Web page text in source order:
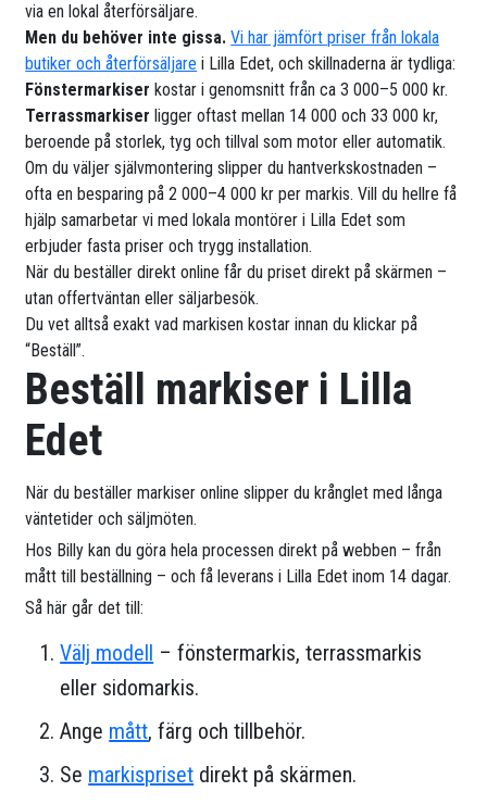
via en lokal återförsäljare.
Men du behöver inte gissa.Vi har jämfört priser från lokala
butiker och återförsäljare i Lilla Edet, och skillnaderna är tydliga:
Fönstermarkiser kostar i genomsnitt från ca 3 000–5 000 kr.
Terrassmarkiser ligger oftast mellan 14 000 och 33 000 kr,
beroende på storlek, tyg och tillval som motor eller automatik.
Om du väljer självmontering slipper du hantverkskostnaden –
ofta en besparing på 2 000–4 000 kr per markis. Vill du hellre få
hjälp samarbetar vi med lokala montörer i Lilla Edet som
erbjuder fasta priser och trygg installation.
När du beställer direkt online får du priset direkt på skärmen –
utan offertväntan eller säljarbesök.
Du vet alltså exakt vad markisen kostar innan du klickar på
“Beställ”.
Beställ markiser i Lilla
Edet
När du beställer markiser online slipper du krånglet med långa
väntetider och säljmöten.
Hos Billy kan du göra hela processen direkt på webben – från
mått till beställning – och få leverans i Lilla Edet inom 14 dagar.
Så här går det till:
Välj modell – fönstermarkis, terrassmarkis
eller sidomarkis.
Ange mått, färg och tillbehör.
Se markispriset direkt på skärmen.